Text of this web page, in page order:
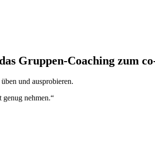
Gruppen-Coaching zum
und ausprobieren.
nehmen.“